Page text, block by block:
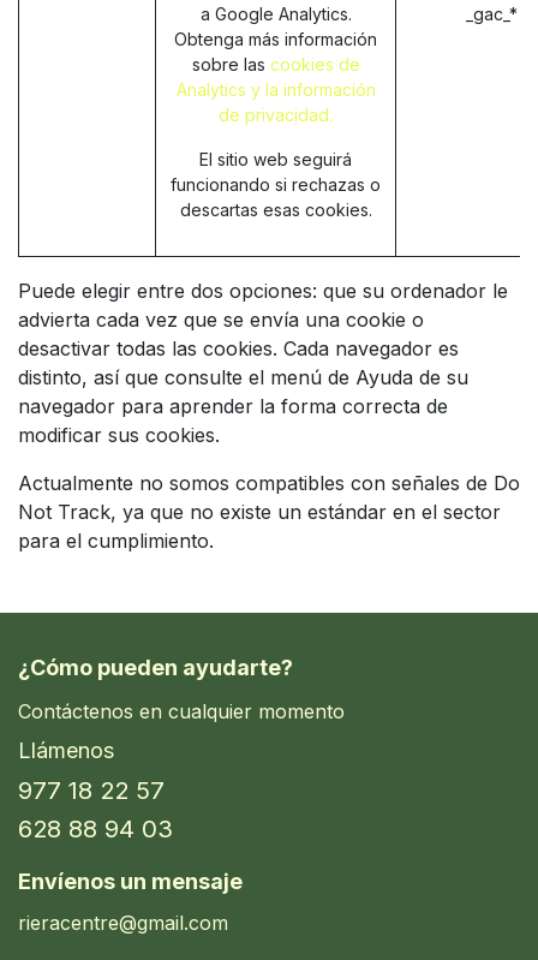
a Google Analytics.
Obtenga más información
sobre las cookies de
Analytics y la información
de privacidad.
El sitio web seguirá
funcionando si rechazas o
descartas esas cookies.
_gac_*
Puede elegir entre dos opciones: que su ordenador le
advierta cada vez que se envía una cookie o
desactivar todas las cookies. Cada navegador es
distinto, así que consulte el menú de Ayuda de su
navegador para aprender la forma correcta de
modificar sus cookies.
Actualmente no somos compatibles con señales de Do
Not Track, ya que no existe un estándar en el sector
para el cumplimiento.
¿Cómo pueden ayudarte?
Contáctenos en cualquier momento
Llámenos
977 18 22 57
628 88 94 03
Envíenos un mensaje
rieracentre@gmail.com